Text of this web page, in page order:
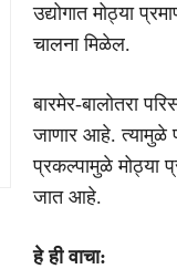
उद्योगात मोठ्या
चालना मिळेल.
बारमेर-बालोतरा
जाणार आहे. त्यामुळे
प्रकल्पामुळे मोठ्या
जात आहे.
हे ही वाचा: